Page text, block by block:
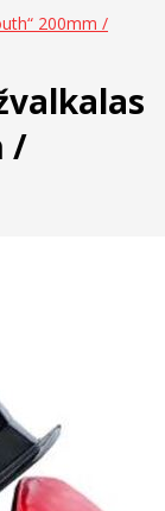
200mm /
/